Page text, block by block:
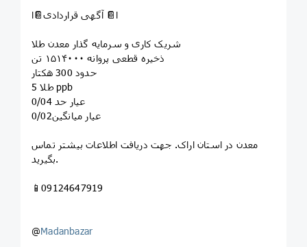
ا📔 آگهی قراردادی📔ا
شریک کاری و سرمایه گذار معدن طلا
ذخیره قطعی پروانه ۱۵۱۴۰۰۰ تن
حدود 300 هکتار
طلا 5 ppb
عیار حد 0/04
عیار میانگین0/02
معدن در استان اراک. جهت دریافت اطلاعات بیشتر تماس
بگیرید.
📱09124647919
@Madanbazar